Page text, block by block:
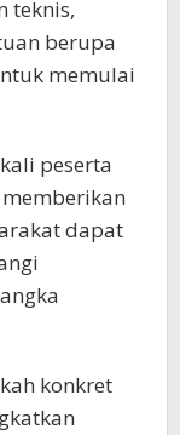
teknis,
berupa
memulai
peserta
dapat
konkret